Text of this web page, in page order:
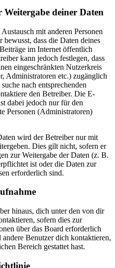
Weitergabe deiner Daten
mit anderen Personen
dass die Daten deines
im Internet öffentlich
kann jedoch festlegen, dass
eingeschränkten Nutzerkreis
Administratoren etc.) zugänglich
nach entsprechenden
den Betreiber. Die E-
dabei jedoch nur für den
Personen (Administratoren)
wird der Betreiber nur mit
Dies gilt nicht, sofern er
zur Weitergabe der Daten (z. B.
ist oder die Daten zur
erforderlich sind.
hinaus, dich unter den von dir
sofern dies zur
über das Board erforderlich
Benutzer dich kontaktieren,
Bereich gestattet hast.